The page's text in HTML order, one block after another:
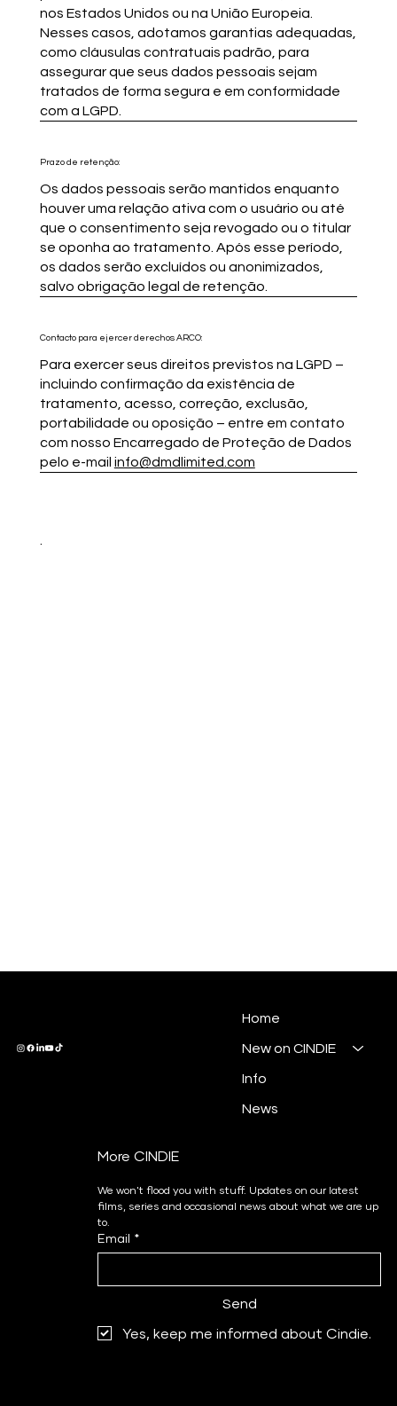
nos Estados Unidos ou na União Europeia.
Nesses casos, adotamos garantias adequadas,
como cláusulas contratuais padrão, para
assegurar que seus dados pessoais sejam
tratados de forma segura e em conformidade
com a LGPD.
Prazo de retenção:
Os dados pessoais serão mantidos enquanto
houver uma relação ativa com o usuário ou até
que o consentimento seja revogado ou o titular
se oponha ao tratamento. Após esse período,
os dados serão excluídos ou anonimizados,
salvo obrigação legal de retenção.
Contacto para ejercer derechos ARCO:
Para exercer seus direitos previstos na LGPD –
incluindo confirmação da existência de
tratamento, acesso, correção, exclusão,
portabilidade ou oposição – entre em contato
com nosso Encarregado de Proteção de Dados
pelo e-mail info@dmdlimited.com
Home
New on CINDIE
Info
News
More CINDIE
We won't flood you with stuff. Updates on our latest
films, series and occasional news about what we are up
to.
Email *
Send
Yes, keep me informed about Cindie.